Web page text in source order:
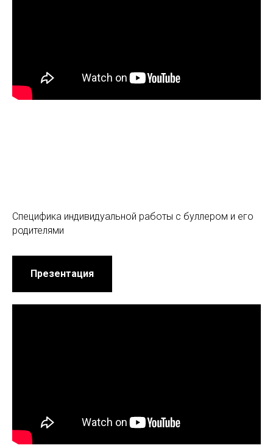
Специфика индивидуальной работы с буллером и его
родителями
Презентация